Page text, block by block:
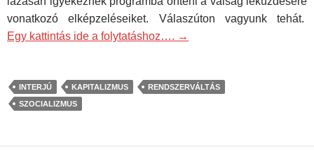
vonatkozó elképzeléseiket. Válaszúton vagyunk tehát.
Egy kattintás ide a folytatáshoz…. →
INTERJÚ KAPITALIZMUS
RENDSZERVÁLTÁS
SZOCIALIZMUS